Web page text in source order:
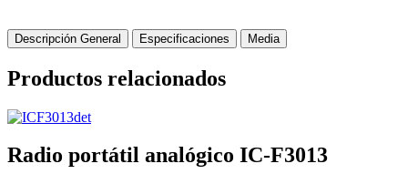
Descripción General Especificaciones Media
Productos relacionados
Radio portátil analógico IC-F3013